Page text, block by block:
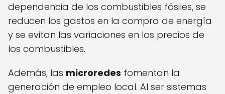
dependencia de los combustibles fósiles, se
reducen los gastos en la compra de energía
y se evitan las variaciones en los precios de
los combustibles.
Además, las microredes fomentan la
generación de empleo local. Al ser sistemas